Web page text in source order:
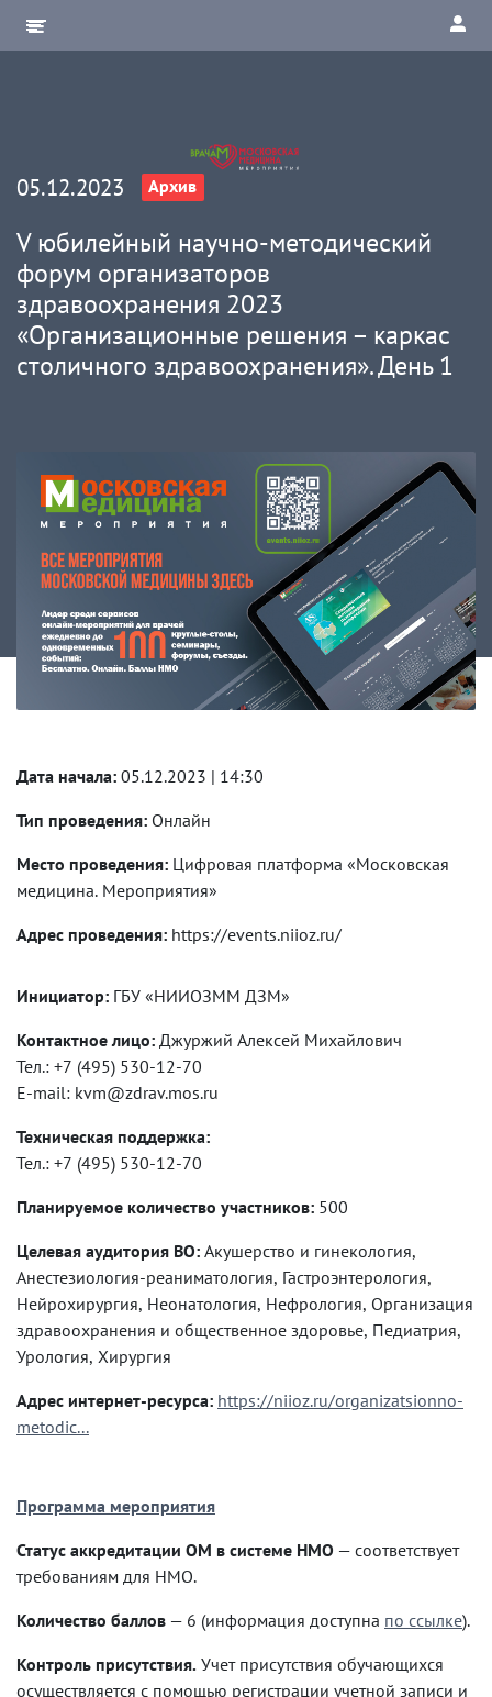
05.12.2023 Архив
V юбилейный научно-методический
форум организаторов
здравоохранения 2023
«Организационные решения – каркас
столичного здравоохранения». День 1
Дата начала:
05.12.2023 | 14:30
Тип проведения: Онлайн
Место проведения: Цифровая платформа «Московская
медицина. Мероприятия»
Адрес проведения: https://events.niioz.ru/
Инициатор: ГБУ «НИИОЗММ ДЗМ»
Контактное лицо:
Джуржий Алексей Михайлович
Тел.: +7 (495) 530-12-70
E-mail: kvm@zdrav.mos.ru
Техническая поддержка:
Тел.: +7 (495) 530-12-70
Планируемое количество участников: 500
Целевая аудитория ВО:
Анестезиология-реаниматология, Гастроэнтерология,
Нейрохирургия, Неонатология, Нефрология, Организация
здравоохранения и общественное здоровье, Педиатрия,
Урология, Хирургия
Адрес интернет-ресурса: https://niioz.ru/organizatsionno-
metodic...
Программа мероприятия
Статус аккредитации ОМ в системе НМО — соответствует
требованиям для НМО.
Количество баллов — 6 (информация доступна по ссылке).
Контроль присутствия. Учет присутствия обучающихся
осуществляется с помощью регистрации учетной записи и